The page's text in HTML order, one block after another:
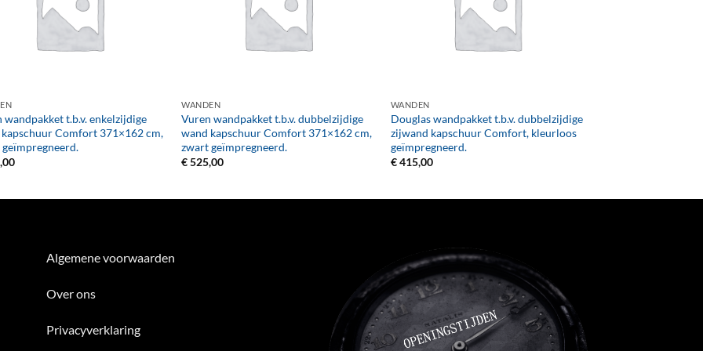
wandpakket t.b.v. enkelzijdige
Comfort 371×162 cm,
WANDEN
Vuren wandpakket t.b.v. dubbelzijdige
wand kapschuur Comfort 371×162 cm,
zwart geïmpregneerd.
€525,00
WANDEN
Douglas wandpakket t.b.v. dubbelzijdige
zijwand kapschuur Comfort, kleurloos
geïmpregneerd.
€415,00
Algemene voorwaarden
Over ons
Privacyverklaring